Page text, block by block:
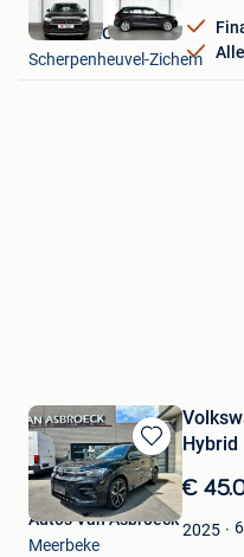
VTRON MOBILITY
Scherpenheuvel-Zichem
Bewaren
in
Mijn
Favorieten
Hybrid
€
2025
Auto's Van Asbroeck
Meerbeke